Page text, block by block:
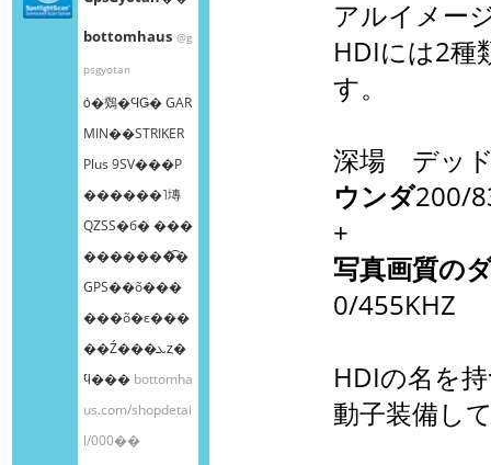
bottomhaus @g
psgyotan
ȯ�䳫�ϤǤ� GAR
MIN��STRIKER
Plus 9SV���Ρ
����ܸ��˥塼
QZSS�б� ���
�������͡�
GPS��õ���
���õ�ε���
��Ź���ܥȥ�
ϥ��� bottomha
us.com/shopdetai
l/000��
アルイメー
HDIには2種
す。
深場 デッ
ウンダ200/
+
写真画質の
0/455KHZ
HDIの名を
動子装備し